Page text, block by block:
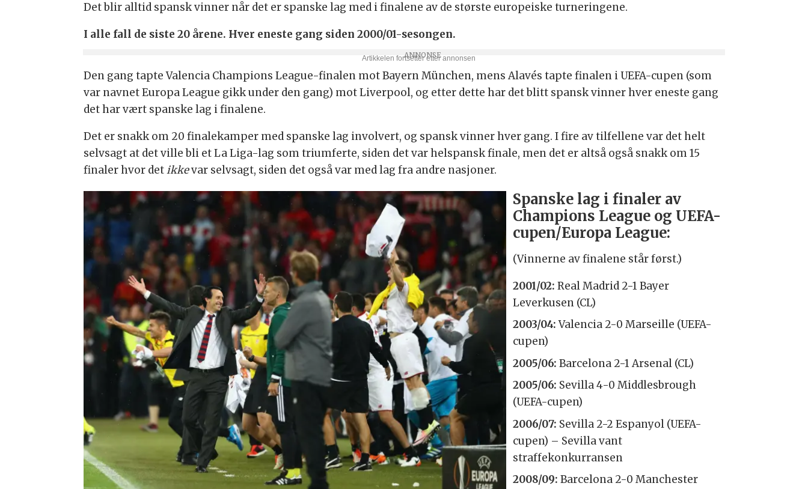
Det blir alltid spansk vinner når det er spanske lag med i finalene av de største europeiske turneringene.
I alle fall de siste 20 årene. Hver eneste gang siden 2000/01-sesongen.
Den gang tapte Valencia Champions League-finalen mot Bayern München, mens Alavés tapte finalen i UEFA-cupen (som
var navnet Europa League gikk under den gang) mot Liverpool, og etter dette har det blitt spansk vinner hver eneste gang
det har vært spanske lag i finalene.
Det er snakk om 20 finalekamper med spanske lag involvert, og spansk vinner hver gang. I fire av tilfellene var det helt
selvsagt at det ville bli et La Liga-lag som triumferte, siden det var helspansk finale, men det er altså også snakk om 15
finaler hvor detikkevar selvsagt, siden det også var med lag fra andre nasjoner.
Spanske lag i finaler av
Champions League og UEFA-
cupen/Europa League:
(Vinnerne av finalene står først.)
2001/02: Real Madrid 2-1 Bayer
Leverkusen (CL)
2003/04:Valencia 2-0 Marseille (UEFA-
cupen)
2005/06: Barcelona 2-1 Arsenal (CL)
2005/06: Sevilla 4-0 Middlesbrough
(UEFA-cupen)
2006/07: Sevilla 2-2 Espanyol (UEFA-
cupen) – Sevilla vant
straffekonkurransen
2008/09: Barcelona 2-0 Manchester